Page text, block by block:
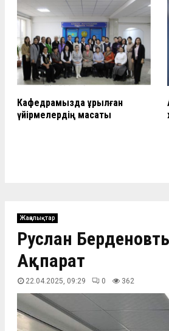
Кафедрамызда құрылған
үйірмелердің мақсаты
Жаңалықтар
Руслан
Ақпарат
22.04.2025, 09:29 0 362